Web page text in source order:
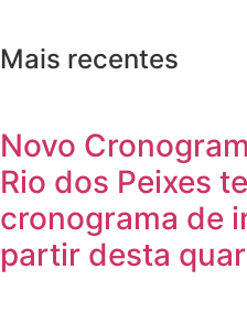
Mais recentes
Novo
Rio dos Peixes
cronograma de
partir desta